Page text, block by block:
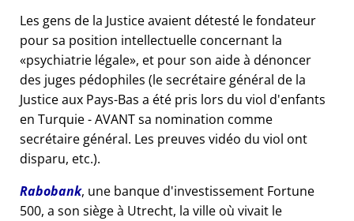
Les gens de la Justice avaient détesté le fondateur
pour sa position intellectuelle concernant la
psychiatrie légale , et pour son aide à dénoncer
des juges pédophiles (le secrétaire général de la
Justice aux Pays-Bas a été pris lors du viol d'enfants
en Turquie - AVANT sa nomination comme
secrétaire général. Les preuves vidéo du viol ont
disparu, etc.).
Rabobank, une banque d'investissement Fortune
500, a son siège à Utrecht, la ville où vivait le